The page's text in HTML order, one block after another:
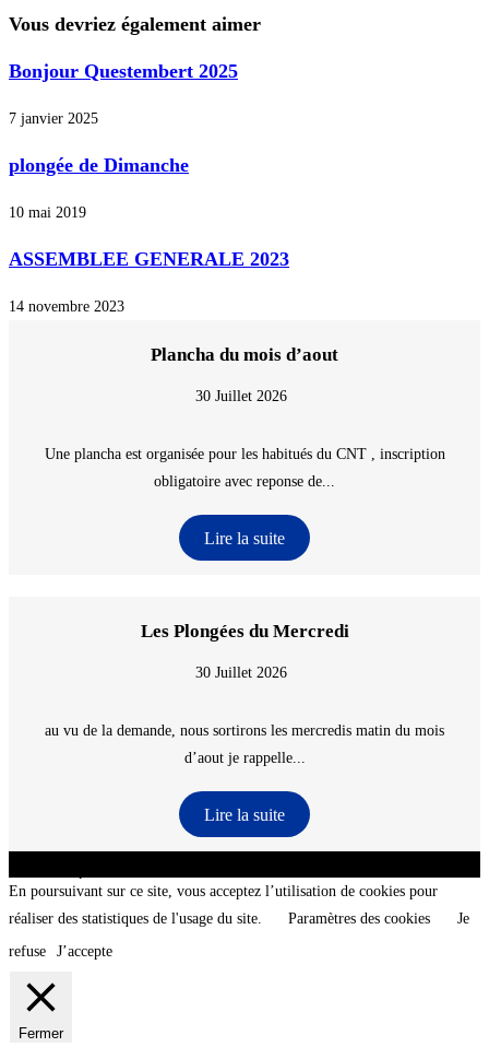
Vous devriez également aimer
Bonjour Questembert 2025
7 janvier 2025
plongée de Dimanche
10 mai 2019
ASSEMBLEE GENERALE 2023
14 novembre 2023
Plancha du mois d’aout
30 Juillet 2026
Une plancha est organisée pour les habitués du CNT , inscription
obligatoire avec reponse de...
Lire la suite
Les Plongées du Mercredi
30 Juillet 2026
au vu de la demande, nous sortirons les mercredis matin du mois
d’aout je rappelle...
Lire la suite
En poursuivant sur ce site, vous acceptez l’utilisation de cookies pour
réaliser des statistiques de l'usage du site.
Paramètres des cookies
Je
refuse
J’accepte
Fermer